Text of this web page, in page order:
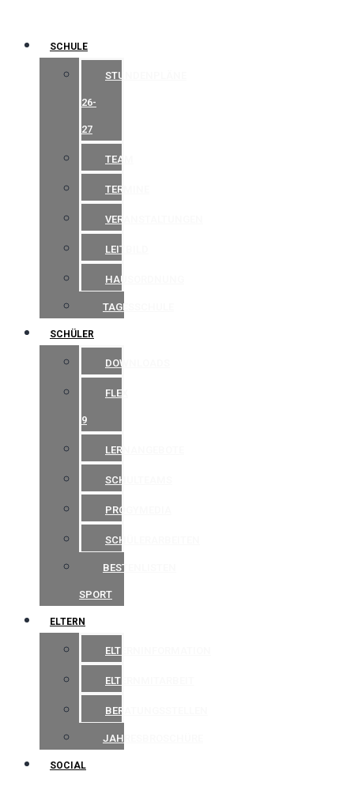
SCHULE
STUNDENPLÄNE
26-
27
TEAM
TERMINE
VERANSTALTUNGEN
LEITBILD
HAUSORDNUNG
TAGESSCHULE
SCHÜLER
DOWNLOADS
FLEX
9
LERNANGEBOTE
SCHULTEAMS
PROGYMEDIA
SCHÜLERARBEITEN
BESTENLISTEN
SPORT
ELTERN
ELTERNINFORMATION
ELTERNMITARBEIT
BERATUNGSSTELLEN
JAHRESBROSCHÜRE
SOCIAL